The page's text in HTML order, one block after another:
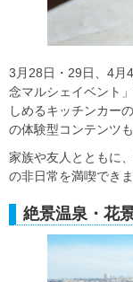
3月28日・29日、4月
念マルシェイベント
しめるキッチンカー
の体験型コンテンツも
家族や友人とともに
の非日常を満喫できま
絶景温泉・花